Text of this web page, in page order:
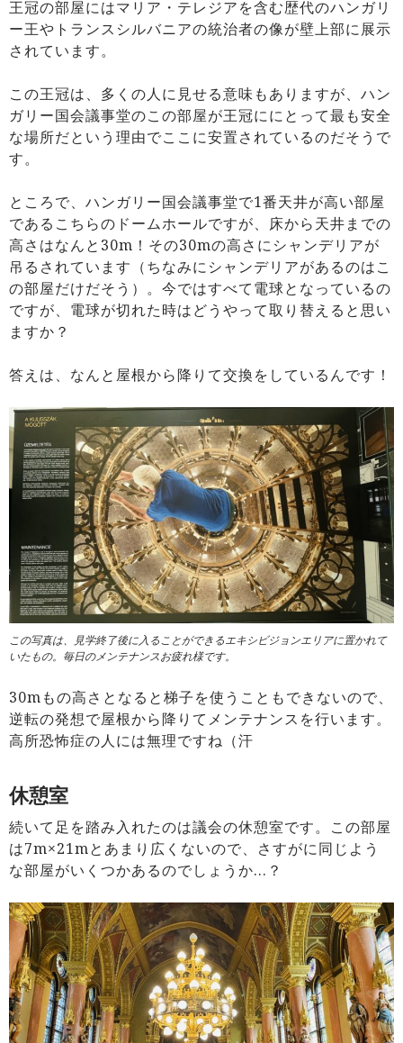
王冠の部屋にはマリア・テレジアを含む歴代のハンガリ
ー王やトランスシルバニアの統治者の像が壁上部に展示
されています。
この王冠は、多くの人に見せる意味もありますが、ハン
ガリー国会議事堂のこの部屋が王冠ににとって最も安全
な場所だという理由でここに安置されているのだそうで
す。
ところで、ハンガリー国会議事堂で1番天井が高い部屋
であるこちらのドームホールですが、床から天井までの
高さはなんと30m！その30mの高さにシャンデリアが
吊るされています（ちなみにシャンデリアがあるのはこ
の部屋だけだそう）。今ではすべて電球となっているの
ですが、電球が切れた時はどうやって取り替えると思い
ますか？
答えは、なんと屋根から降りて交換をしているんです！
この写真は、見学終了後に入ることができるエキシビジョンエリアに置かれて
いたもの。毎日のメンテナンスお疲れ様です。
30mもの高さとなると梯子を使うこともできないので、
逆転の発想で屋根から降りてメンテナンスを行います。
高所恐怖症の人には無理ですね（汗
休憩室
続いて足を踏み入れたのは議会の休憩室です。この部屋
は7m×21mとあまり広くないので、さすがに同じよう
な部屋がいくつかあるのでしょうか…？